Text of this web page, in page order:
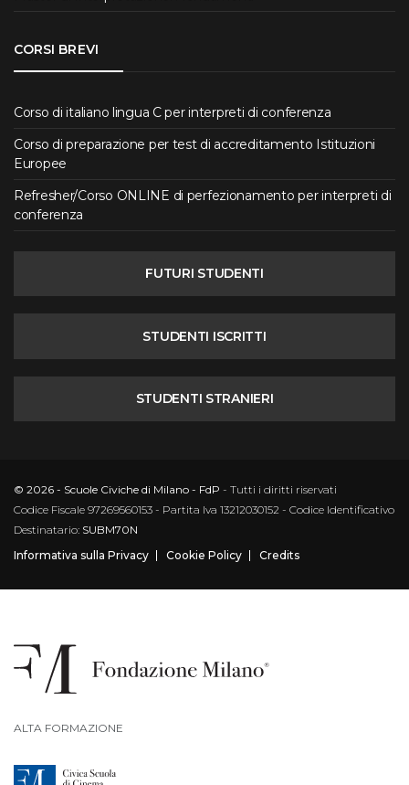
CORSI BREVI
Corso di italiano lingua C per interpreti di conferenza
Corso di preparazione per test di accreditamento Istituzioni
Europee
Refresher/Corso ONLINE di perfezionamento per interpreti di
conferenza
FUTURI STUDENTI
STUDENTI ISCRITTI
STUDENTI STRANIERI
© 2026 - Scuole Civiche di Milano - FdP - Tutti i diritti riservati
Codice Fiscale 97269560153 - Partita Iva 13212030152 - Codice Identificativo
Destinatario: SUBM70N
Informativa sulla Privacy
Cookie Policy Credits
ALTA FORMAZIONE